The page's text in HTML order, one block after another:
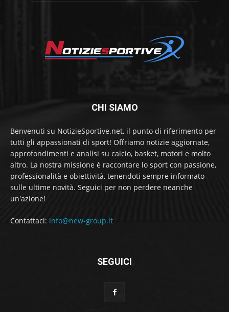
CHI SIAMO
Benvenuti su NotizieSportive.net, il punto di riferimento per
tutti gli appassionati di sport! Offriamo notizie aggiornate,
approfondimenti e analisi su calcio, basket, motori e molto
altro. La nostra missione è raccontare lo sport con passione,
professionalità e obiettività, tenendoti sempre informato
sulle ultime novità. Seguici per non perdere neanche
un'azione!
Contattaci: info@new-group.it
SEGUICI